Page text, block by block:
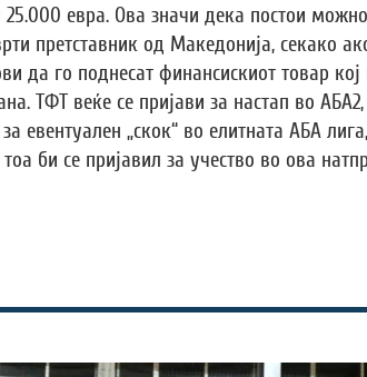
евра. Ова значи дека постои
претставник од Македонија, секако
да го поднесат финансискиот товар кој
ТФТ веќе се пријави за настап во
евентуален „скок“ во елитната АБА
би се пријавил за учество во ова